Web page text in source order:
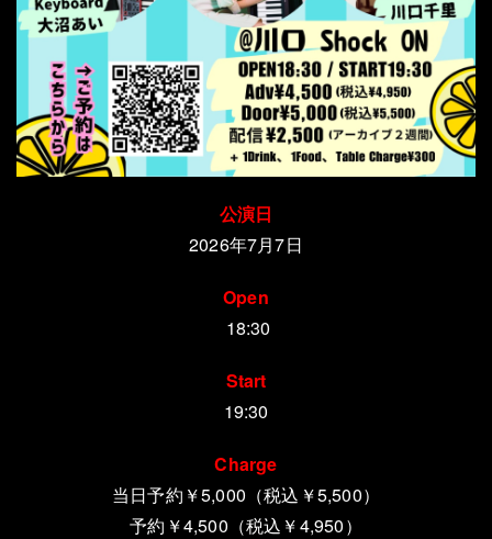
公演日
2026年7月7日
Open
18:30
Start
19:30
Charge
当日予約￥5,000（税込￥5,500）
予約￥4,500（税込￥4,950）